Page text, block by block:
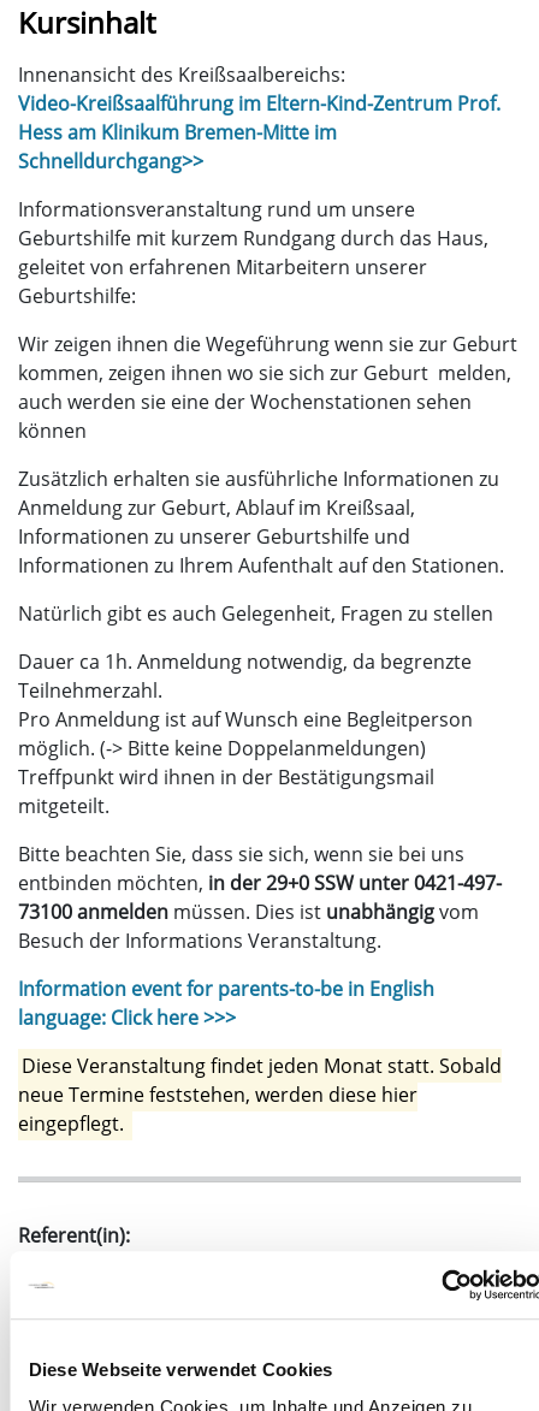
Diese Webseite verwendet Cookies
Kursinhalt
Innenansicht des Kreißsaalbereichs:
Video-Kreißsaalführung im Eltern-Kind-Zentrum Prof.
Hess am Klinikum Bremen-Mitte im
Schnelldurchgang>>
Informationsveranstaltung rund um unsere
Geburtshilfe mit kurzem Rundgang durch das Haus,
geleitet von erfahrenen Mitarbeitern unserer
Geburtshilfe:
Wir zeigen ihnen die Wegeführung wenn sie zur Geburt
kommen, zeigen ihnen wo sie sich zur Geburt melden,
auch werden sie eine der Wochenstationen sehen
können
Zusätzlich erhalten sie ausführliche Informationen zu
Anmeldung zur Geburt, Ablauf im Kreißsaal,
Informationen zu unserer Geburtshilfe und
Informationen zu Ihrem Aufenthalt auf den Stationen.
Natürlich gibt es auch Gelegenheit, Fragen zu stellen
Dauer ca 1h. Anmeldung notwendig, da begrenzte
Teilnehmerzahl.
Pro Anmeldung ist auf Wunsch eine Begleitperson
möglich. (-> Bitte keine Doppelanmeldungen)
Treffpunkt wird ihnen in der Bestätigungsmail
mitgeteilt.
Bitte beachten Sie, dass sie sich, wenn sie bei uns
entbinden möchten, in der 29+0 SSW unter 0421-497-
73100 anmelden müssen. Dies ist unabhängigvom
Besuch der Informations Veranstaltung.
Information event for parents-to-be in English
language: Click here >>>
Diese Veranstaltung findet jeden Monat statt. Sobald
neue Termine feststehen, werden diese hier
eingepflegt.
Referent(in):
Mitarbeiter der Geburtshilfe
Kostenlos